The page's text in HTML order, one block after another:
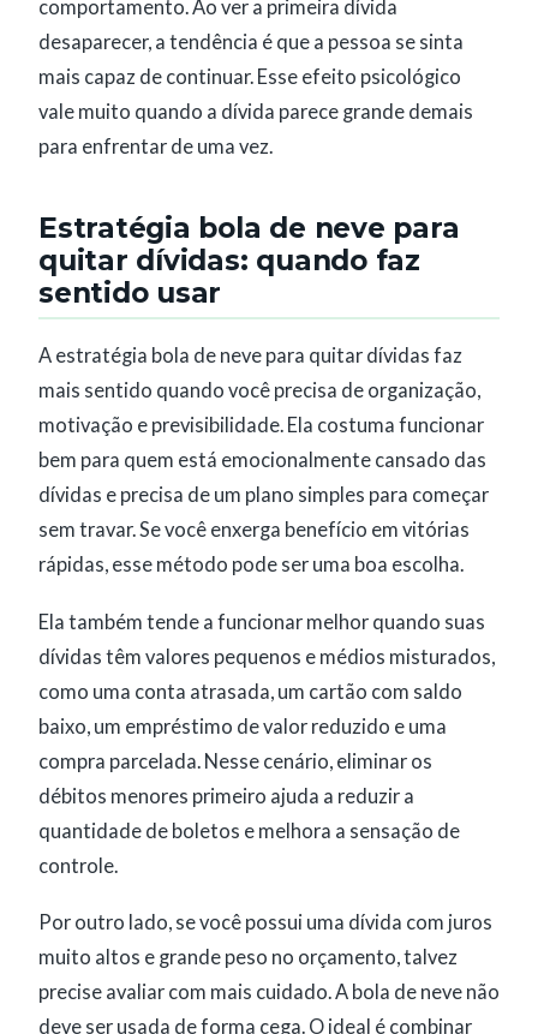
comportamento. Ao ver a primeira dívida
desaparecer, a tendência é que a pessoa se sinta
mais capaz de continuar. Esse efeito psicológico
vale muito quando a dívida parece grande demais
para enfrentar de uma vez.
Estratégia bola de neve para
quitar dívidas: quando faz
sentido usar
A estratégia bola de neve para quitar dívidas faz
mais sentido quando você precisa de organização,
motivação e previsibilidade. Ela costuma funcionar
bem para quem está emocionalmente cansado das
dívidas e precisa de um plano simples para começar
sem travar. Se você enxerga benefício em vitórias
rápidas, esse método pode ser uma boa escolha.
Ela também tende a funcionar melhor quando suas
dívidas têm valores pequenos e médios misturados,
como uma conta atrasada, um cartão com saldo
baixo, um empréstimo de valor reduzido e uma
compra parcelada. Nesse cenário, eliminar os
débitos menores primeiro ajuda a reduzir a
quantidade de boletos e melhora a sensação de
controle.
Por outro lado, se você possui uma dívida com juros
muito altos e grande peso no orçamento, talvez
precise avaliar com mais cuidado. A bola de neve não
deve ser usada de forma cega. O ideal é combinar